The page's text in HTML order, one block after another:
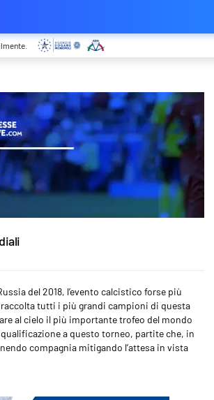
del 2018, l’evento calcistico forse più
tutti i più grandi campioni di questa
al cielo il più importante trofeo del mondo
a questo torneo, partite che, in
compagnia mitigando l’attesa in vista